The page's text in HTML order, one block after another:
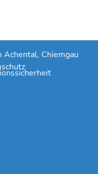
Achental, Chiemgau